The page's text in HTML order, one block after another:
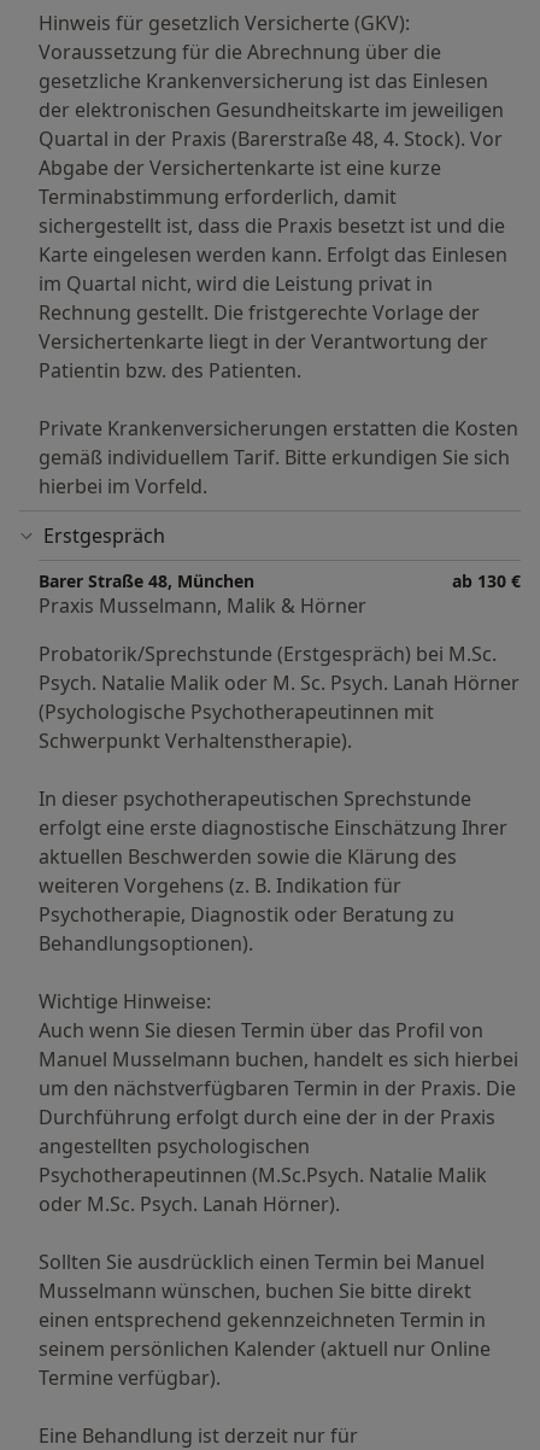
Hinweis für gesetzlich Versicherte (GKV):
Voraussetzung für die Abrechnung über die
gesetzliche Krankenversicherung ist das Einlesen
der elektronischen Gesundheitskarte im jeweiligen
Quartal in der Praxis (Barerstraße 48, 4. Stock). Vor
Abgabe der Versichertenkarte ist eine kurze
Terminabstimmung erforderlich, damit
sichergestellt ist, dass die Praxis besetzt ist und die
Karte eingelesen werden kann. Erfolgt das Einlesen
im Quartal nicht, wird die Leistung privat in
Rechnung gestellt. Die fristgerechte Vorlage der
Versichertenkarte liegt in der Verantwortung der
Patientin bzw. des Patienten.
Private Krankenversicherungen erstatten die Kosten
gemäß individuellem Tarif. Bitte erkundigen Sie sich
hierbei im Vorfeld.
Erstgespräch
Barer Straße 48, München ab 130 €
Praxis Musselmann, Malik & Hörner
Probatorik/Sprechstunde (Erstgespräch) bei M.Sc.
Psych. Natalie Malik oder M. Sc. Psych. Lanah Hörner
(Psychologische Psychotherapeutinnen mit
Schwerpunkt Verhaltenstherapie).
In dieser psychotherapeutischen Sprechstunde
erfolgt eine erste diagnostische Einschätzung Ihrer
aktuellen Beschwerden sowie die Klärung des
weiteren Vorgehens (z. B. Indikation für
Psychotherapie, Diagnostik oder Beratung zu
Behandlungsoptionen).
Wichtige Hinweise:
Auch wenn Sie diesen Termin über das Profil von
Manuel Musselmann buchen, handelt es sich hierbei
um den nächstverfügbaren Termin in der Praxis. Die
Durchführung erfolgt durch eine der in der Praxis
angestellten psychologischen
Psychotherapeutinnen (M.Sc.Psych. Natalie Malik
oder M.Sc. Psych. Lanah Hörner).
Sollten Sie ausdrücklich einen Termin bei Manuel
Musselmann wünschen, buchen Sie bitte direkt
einen entsprechend gekennzeichneten Termin in
seinem persönlichen Kalender (aktuell nur Online
Termine verfügbar).
Eine Behandlung ist derzeit nur für